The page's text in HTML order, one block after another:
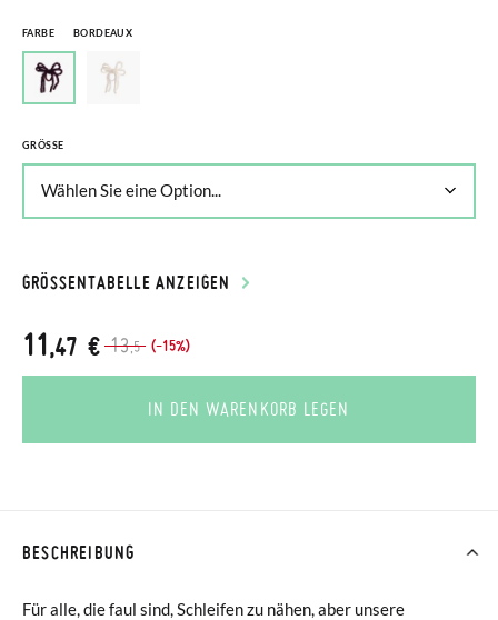
FARBE BORDEAUX
GRÖSSE
GRÖSSENTABELLE ANZEIGEN
13,5 (-15%)
11,47 €
IN DEN WARENKORB LEGEN
BESCHREIBUNG
Für alle, die faul sind, Schleifen zu nähen, aber unsere